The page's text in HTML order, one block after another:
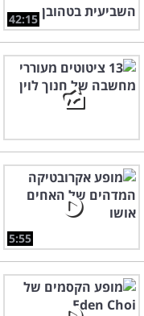
42:15
5:55